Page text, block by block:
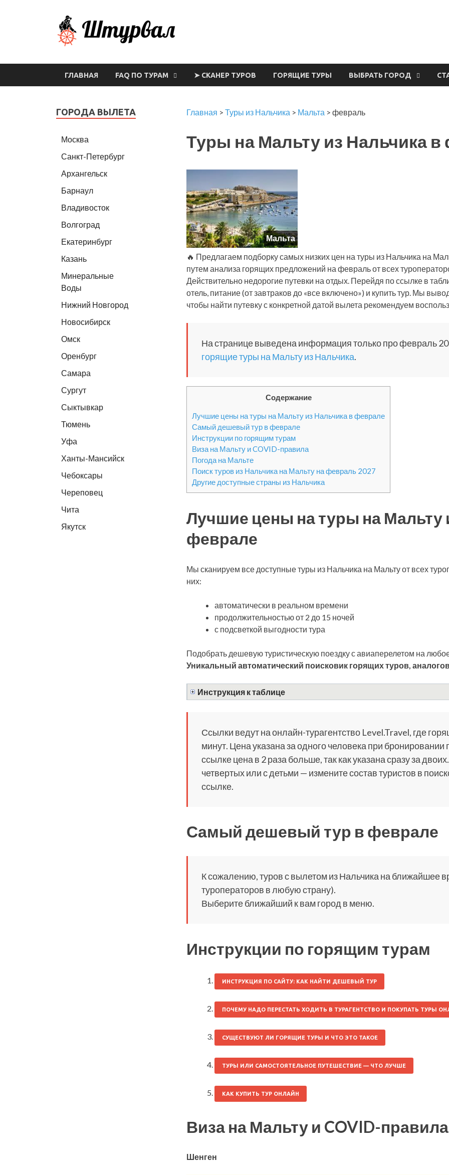
ГЛАВНАЯ FAQ ПО ТУРАМ ➤ СКАНЕР ТУРОВ ГОРЯЩИЕ ТУРЫ ВЫБРАТЬ ГОРОД
Главная > Туры из Нальчика > Мальта > февраль
Туры на Мальту из Нальчика
Мальта
🔥 Предлагаем подборку самых низких цен на туры из Нальчика на
путем анализа горящих предложений на февраль от всех
Действительно недорогие путевки на отдых. Перейдя по ссылке в
отель, питание (от завтраков до «все включено») и купить тур. Мы
чтобы найти путевку с конкретной датой вылета рекомендуем
На странице выведена информация только про февраль
горящие туры на Мальту из Нальчика.
Содержание
Лучшие цены на туры на Мальту из Нальчика в феврале
Самый дешевый тур в феврале
Инструкции по горящим турам
Виза на Мальту и COVID-правила
Погода на Мальте
Поиск туров из Нальчика на Мальту на февраль 2027
Другие доступные страны из Нальчика
Лучшие цены на туры на Мальту
феврале
Мы сканируем все доступные туры из Нальчика на Мальту от всех
них:
автоматически в реальном времени
продолжительностью от 2 до 15 ночей
с подсветкой выгодности тура
Подобрать дешевую туристическую поездку с авиаперелетом на
Уникальный автоматический поисковик горящих туров, аналогов
Инструкция к таблице
Ссылки ведут на онлайн-турагентство Level.Travel, где
минут. Цена указана за одного человека при
ссылке цена в 2 раза больше, так как указана сразу за
четвертых или с детьми — измените состав туристов в
ссылке.
Самый дешевый тур в феврале
К сожалению, туров с вылетом из Нальчика на ближайшее
туроператоров в любую страну).
Выберите ближайший к вам город в меню.
Инструкции по горящим турам
ИНСТРУКЦИЯ ПО САЙТУ: КАК НАЙТИ ДЕШЕВЫЙ ТУР
ПОЧЕМУ НАДО ПЕРЕСТАТЬ ХОДИТЬ В ТУРАГЕНТСТВО И ПОКУПАТЬ ТУРЫ
СУЩЕСТВУЮТ ЛИ ГОРЯЩИЕ ТУРЫ И ЧТО ЭТО ТАКОЕ
ТУРЫ ИЛИ САМОСТОЯТЕЛЬНОЕ ПУТЕШЕСТВИЕ — ЧТО ЛУЧШЕ
КАК КУПИТЬ ТУР ОНЛАЙН
Виза на Мальту и COVID-правила
Шенген
ГОРОДА ВЫЛЕТА
Москва
Санкт-Петербург
Архангельск
Барнаул
Владивосток
Волгоград
Екатеринбург
Казань
Минеральные
Воды
Нижний Новгород
Новосибирск
Омск
Оренбург
Самара
Сургут
Сыктывкар
Тюмень
Уфа
Ханты-Мансийск
Чебоксары
Череповец
Чита
Якутск